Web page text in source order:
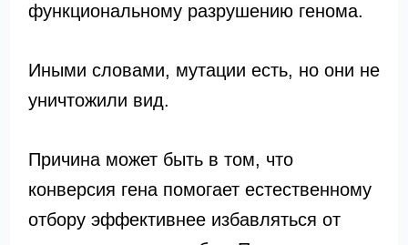
функциональному разрушению генома.
Иными словами, мутации есть, но они не
уничтожили вид.
Причина может быть в том, что
конверсия гена помогает естественному
отбору эффективнее избавляться от